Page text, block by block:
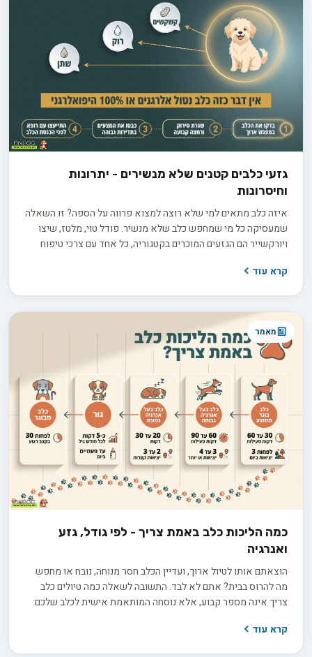
גזעי כלבים קטנים שלא מנשירים - יתרונות
וחיסרונות
איזה כלב מתאים למי שלא רוצה למצוא פרווה על הספה? זו השאלה
שמעסיקה כל מי שמחפש כלב שלא מנשיר. פודל טוי, מלטז, שיצו
ויורקשייר הם הגזעים המוכרים בקטגוריה, כל אחד עם צרכי טיפוח
קרא עוד
מאמר
כמה הליכות כלב באמת צריך - לפי גודל, גזע
ואנרגיה
הוצאתם אותו לטיול ארוך, ועדיין הכלב חסר מנוחה, נובח או מחפש
מה להרוס בבית? אתם לא לבד. התשובה לשאלה כמה טיולים כלב
צריך אינה מספר קבוע, אלא נוסחה המותאמת אישית לכלב שלכם:
הפיזית. אז איך מחשבים את נוסחת הטיולים המדויקת לכלב שלכם,
קרא עוד